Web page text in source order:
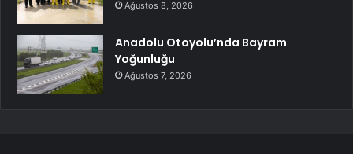
Ağustos 8, 2026
Anadolu Otoyolu’nda Bayram
Yoğunluğu
Ağustos 7, 2026